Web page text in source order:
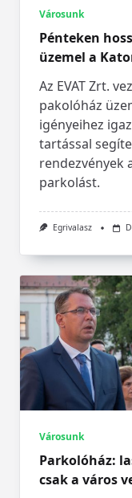
Városunk
Pénteken
üzemel a
Az EVAT Zrt.
pakolóház
igényeihez
tartással
rendezvények
parkolást.
Egrivalasz
Városunk
Parkolóház:
csak a város